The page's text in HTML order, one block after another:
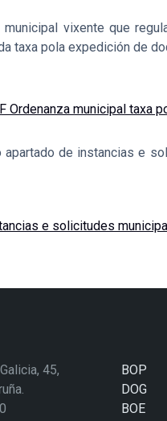
municipal vixente que
taxa pola expedición de
Ordenanza municipal taxa
apartado de instancias e
e solicitudes
45,
BOP
DOG
BOE